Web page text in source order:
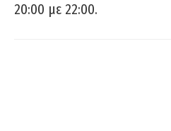
20:00 με 22:00.